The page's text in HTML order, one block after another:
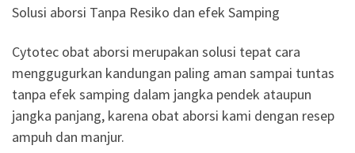
Solusi aborsi Tanpa Resiko dan efek Samping
Cytotec obat aborsi merupakan solusi tepat cara
menggugurkan kandungan paling aman sampai tuntas
tanpa efek samping dalam jangka pendek ataupun
jangka panjang, karena obat aborsi kami dengan resep
ampuh dan manjur.